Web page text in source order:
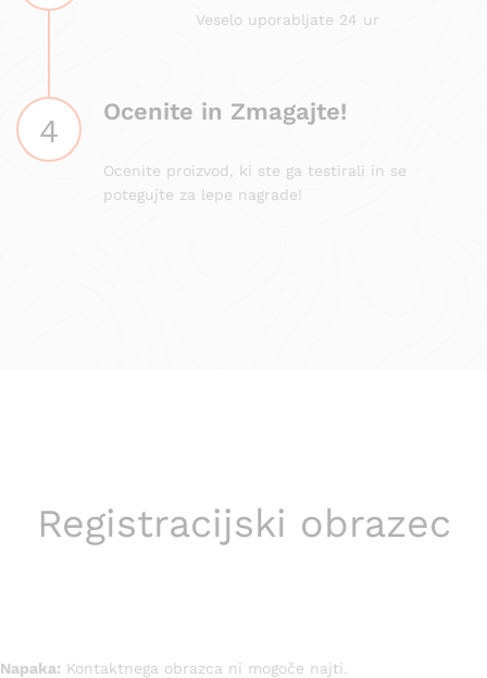
Veselo uporabljate 24 ur
4
Ocenite in Zmagajte!
Ocenite proizvod, ki ste ga testirali in se
potegujte za lepe nagrade!
Registracijski obrazec
Napaka: Kontaktnega obrazca ni mogoče najti.